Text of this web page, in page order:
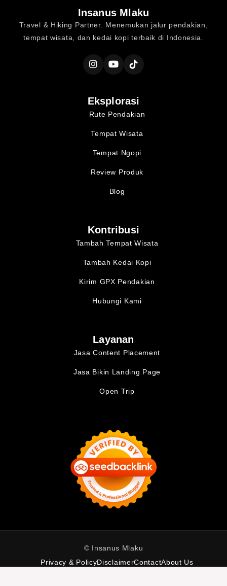
Insanus Mlaku
Travel & Hiking Partner. Menemukan jalur pendakian,
tempat wisata, dan kedai kopi terbaik di Indonesia.
Eksplorasi
Rute Pendakian
Tempat Wisata
Tempat Ngopi
Review Produk
Blog
Kontribusi
Tambah Tempat Wisata
Tambah Kedai Kopi
Kirim GPX Pendakian
Hubungi Kami
Layanan
Jasa Content Placement
Jasa Bikin Landing Page
Open Trip
© Insanus Mlaku
Privacy & PolicyDisclaimerContactAbout Us